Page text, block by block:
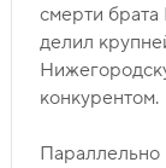
смерти брата
делил
конкурентом.
Параллельно